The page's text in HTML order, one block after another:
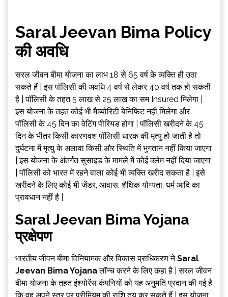
Saral Jeevan Bima Policy
की अवधि
सरल जीवन बीमा योजना का लाभ 18 से 65 वर्ष के व्यक्ति ही उठा
सकते हैं | इस पॉलिसी की अवधि 4 वर्ष से लेकर 40 वर्ष तक हो सकती
है | पॉलिसी के तहत 5 लाख से 25 लाख का सम Insured मिलेगा |
इस योजना के तहत कोई भी मैच्योरिटी बेनिफिट नहीं मिलेगा और
पॉलिसी के 45 दिन का वेटिंग पीरियड होगा | पॉलिसी खरीदने के 45
दिन के भीतर किसी कारणवश पॉलिसी धारक की मृत्यु हो जाती है तो
दुर्घटना में मृत्यु के अलावा किसी और स्थिति में भुगतान नहीं किया जाएगा
| इस योजना के अंतर्गत सुसाइड के मामले में कोई क्लेम नहीं दिया जाएगा
| पॉलिसी को भारत में रहने वाला कोई भी व्यक्ति खरीद सकता है | इसे
खरीदने के लिए कोई भी जेंडर, आवास, शैक्षिक योग्यता, धर्म आदि का
प्रावधान नहीं है |
Saral Jeevan Bima Yojana
प्रक्षेपण
भारतीय जीवन बीमा विनियामक और विकास प्राधिकरण नेSaral
Jeevan Bima Yojanaलॉन्च करने के लिए कहा है | सरल जीवन
बीमा योजना के तहत इंश्योरेंस कंपनियों को यह अनुमति प्रदान की गई है